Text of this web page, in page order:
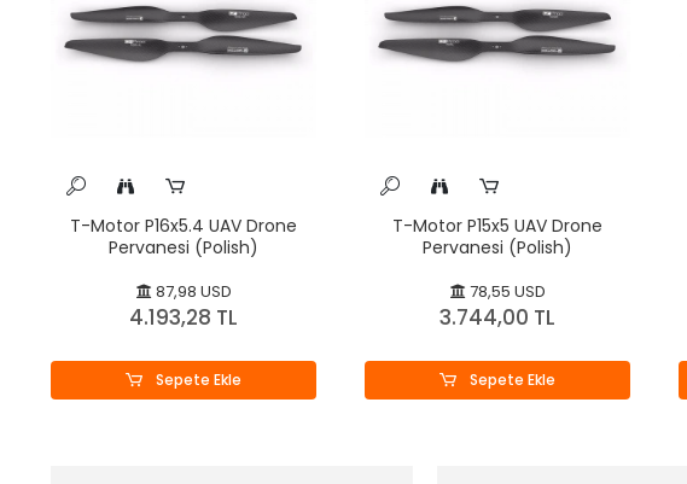
T-Motor P16x5.4 UAV Drone
Pervanesi (Polish)
87,98 USD
4.193,28 TL
Sepete Ekle
T-Motor P15x5 UAV Drone
Pervanesi (Polish)
78,55 USD
3.744,00 TL
Sepete Ekle